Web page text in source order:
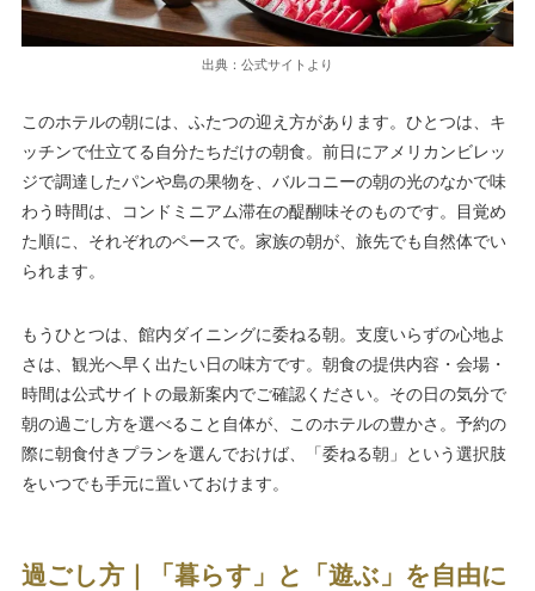
出典：公式サイトより
このホテルの朝には、ふたつの迎え方があります。ひとつは、キ
ッチンで仕立てる自分たちだけの朝食。前日にアメリカンビレッ
ジで調達したパンや島の果物を、バルコニーの朝の光のなかで味
わう時間は、コンドミニアム滞在の醍醐味そのものです。目覚め
た順に、それぞれのペースで。家族の朝が、旅先でも自然体でい
られます。
もうひとつは、館内ダイニングに委ねる朝。支度いらずの心地よ
さは、観光へ早く出たい日の味方です。朝食の提供内容・会場・
時間は公式サイトの最新案内でご確認ください。その日の気分で
朝の過ごし方を選べること自体が、このホテルの豊かさ。予約の
際に朝食付きプランを選んでおけば、「委ねる朝」という選択肢
をいつでも手元に置いておけます。
過ごし方｜「暮らす」と「遊ぶ」を自由に